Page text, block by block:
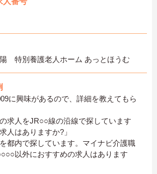
特別養護老人ホーム あっとほうむ
に興味があるので、詳細を教えてもら
の求人をJR○○線の沿線で探しています
人はありますか?」
を都内で探しています。マイナビ介護職
以外におすすめの求人はあります